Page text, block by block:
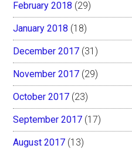
February 2018 (29)
January 2018 (18)
December 2017 (31)
November 2017 (29)
October 2017 (23)
September 2017 (17)
August 2017 (13)